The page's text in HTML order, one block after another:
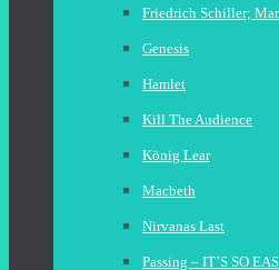
Friedrich Schiller;
Genesis
Hamlet
Kill The Audience
König Lear
Macbeth
Nirvanas Last
Passing – IT’S SO